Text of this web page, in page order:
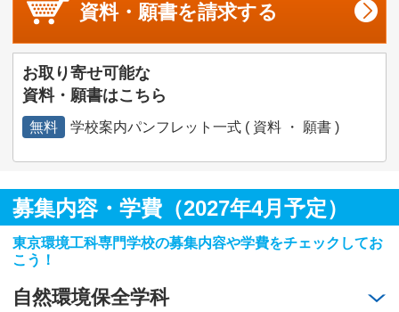
資料・願書を請求する
お取り寄せ可能な
資料・願書はこちら
無料 学校案内パンフレット一式 ( 資料 ・ 願書 )
募集内容・学費（2027年4月予定）
東京環境工科専門学校の募集内容や学費をチェックしてお
こう！
自然環境保全学科